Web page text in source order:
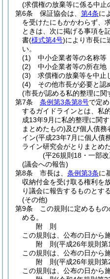
(求償権の放棄等に係る中止
第6条
保証協会は、 第4条に
を受けたにもかかわらず、
ときは、次に掲げる事項を
書(様式第4号)により市長に
い。
(1)
中小企業者等の名称等
(2)
中小企業者等の所在地
(3)
求償権の放棄等を中止
(4)
その他市長が必要と認
(市長が認める私的整理に関
第7条
条例第3条第8号で定
するガイドラインとは、私
成13年9月に私的整理に関
まとめたもの)及び個人債務
イン(平成23年7月に個人債
ライン研究会がとりまとめ
(平26規則18・一部改
(議会への報告)
第8条
市長は、 条例第3条に
収納付金を受け取る権利を
り議会に報告するものとする
(その他)
第9条
この規則に定めるも
める。
附 則
この規則は、公布の日から
附 則(平成26年規則第
この規則は、公布の日から
附 則(平成26年規則第
この規則は、公布の日から